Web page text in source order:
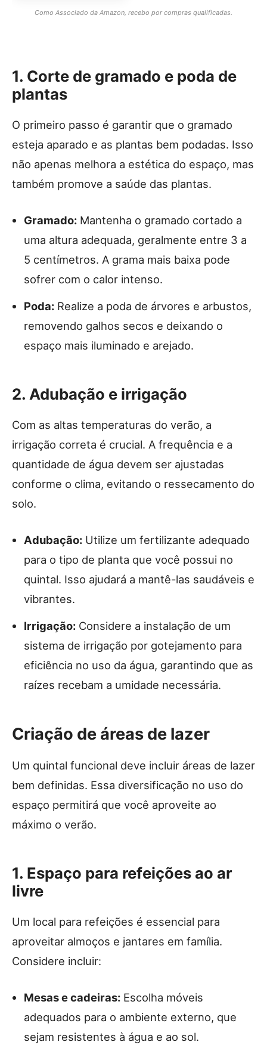
Como Associado da Amazon, recebo por compras qualificadas.
1. Corte de gramado e poda de
plantas
O primeiro passo é garantir que o gramado
esteja aparado e as plantas bem podadas. Isso
não apenas melhora a estética do espaço, mas
também promove a saúde das plantas.
Gramado: Mantenha o gramado cortado a
uma altura adequada, geralmente entre 3 a
5 centímetros. A grama mais baixa pode
sofrer com o calor intenso.
Poda: Realize a poda de árvores e arbustos,
removendo galhos secos e deixando o
espaço mais iluminado e arejado.
2. Adubação e irrigação
Com as altas temperaturas do verão, a
irrigação correta é crucial. A frequência e a
quantidade de água devem ser ajustadas
conforme o clima, evitando o ressecamento do
solo.
Adubação: Utilize um fertilizante adequado
para o tipo de planta que você possui no
quintal. Isso ajudará a mantê-las saudáveis e
vibrantes.
Irrigação: Considere a instalação de um
sistema de irrigação por gotejamento para
eficiência no uso da água, garantindo que as
raízes recebam a umidade necessária.
Criação de áreas de lazer
Um quintal funcional deve incluir áreas de lazer
bem definidas. Essa diversificação no uso do
espaço permitirá que você aproveite ao
máximo o verão.
1. Espaço para refeições ao ar
livre
Um local para refeições é essencial para
aproveitar almoços e jantares em família.
Considere incluir:
Mesas e cadeiras: Escolha móveis
adequados para o ambiente externo, que
sejam resistentes à água e ao sol.